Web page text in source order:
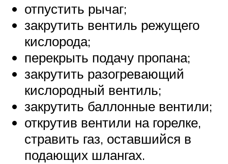
отпустить рычаг;
закрутить вентиль режущего
кислорода;
перекрыть подачу пропана;
закрутить разогревающий
кислородный вентиль;
закрутить баллонные вентили;
открутив вентили на горелке,
стравить газ, оставшийся в
подающих шлангах.